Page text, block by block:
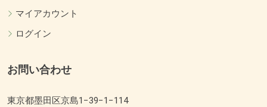
マイアカウント
ログイン
お問い合わせ
東京都墨田区京島1−39−1−114